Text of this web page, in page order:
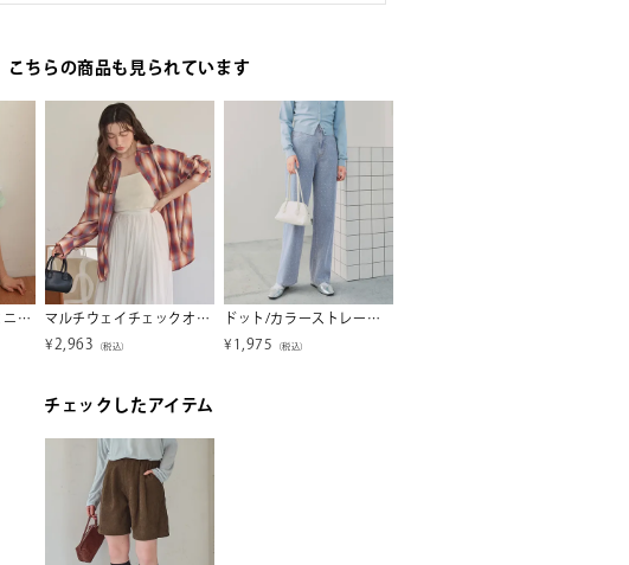
こちらの商品も見られています
シャツレイヤード風ミニ裏毛トップス【miette ミエット】 マルチウェイチェックオーバーシャツ
¥ 2,963 （税込）
ドット/カラーストレートデニムパンツ
¥ 1,975 （税込）
チェックしたアイテム